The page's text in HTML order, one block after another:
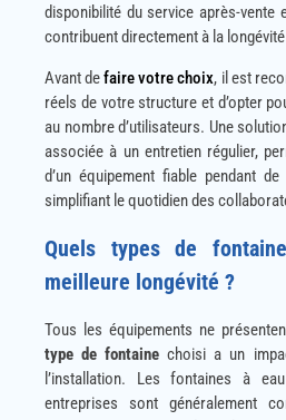
disponibilité du service après-vente
contribuent directement à la
Avant defaire votre choix, il est
réels de votre structure et d’opter
au nombre d’utilisateurs. Une
associée à un entretien régulier,
d’un équipement fiable pendant
simplifiant le quotidien des
Quels types de
meilleure longévité ?
Tous les équipements ne
type de fontaine choisi a un
l’installation. Les fontaines à
entreprises sont généralement